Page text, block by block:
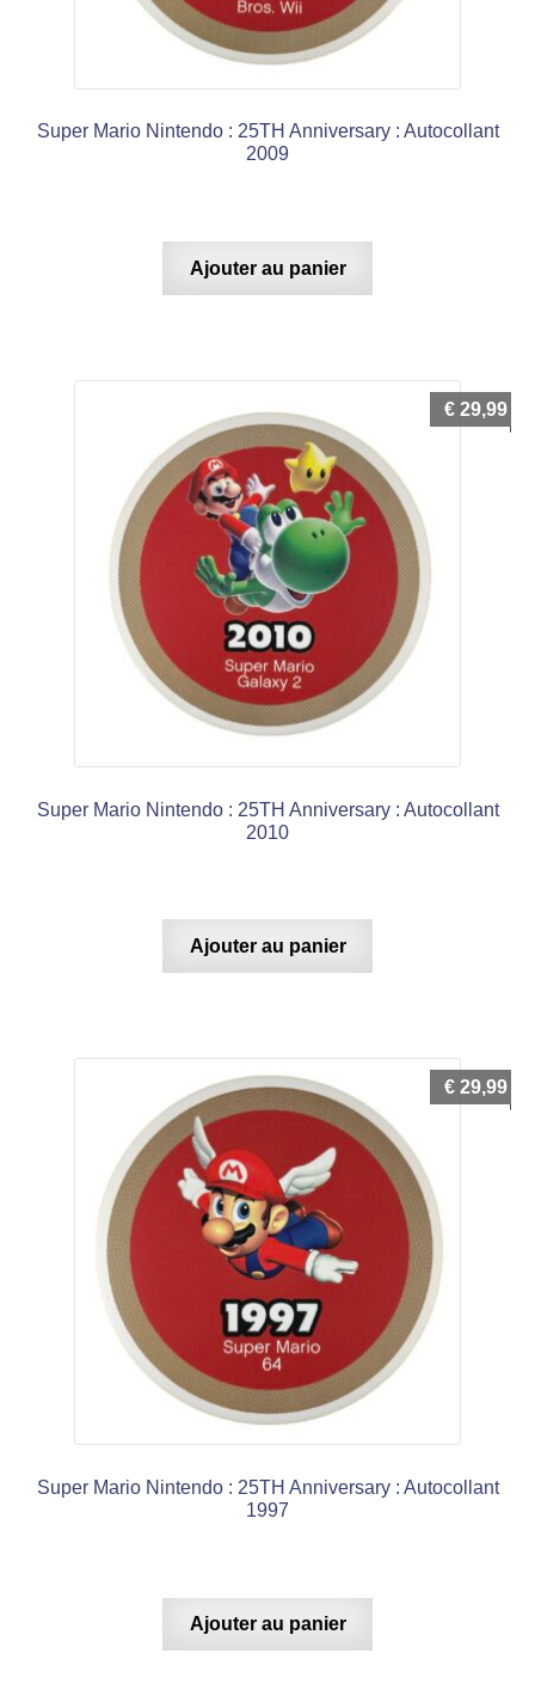
Super Mario Nintendo : 25TH Anniversary : Autocollant
2009
Ajouter au panier
Super Mario Nintendo : 25TH Anniversary : Autocollant
2010
€ 29,99
Ajouter au panier
Super Mario Nintendo : 25TH Anniversary : Autocollant
1997
€ 29,99
Ajouter au panier